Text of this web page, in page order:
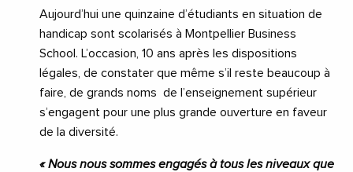
Aujourd’hui une quinzaine d’étudiants en situation de
handicap sont scolarisés à Montpellier Business
School. L’occasion, 10 ans après les dispositions
légales, de constater que même s’il reste beaucoup à
faire, de grands noms de l’enseignement supérieur
s’engagent pour une plus grande ouverture en faveur
de la diversité.
« Nous nous sommes engagés à tous les niveaux que